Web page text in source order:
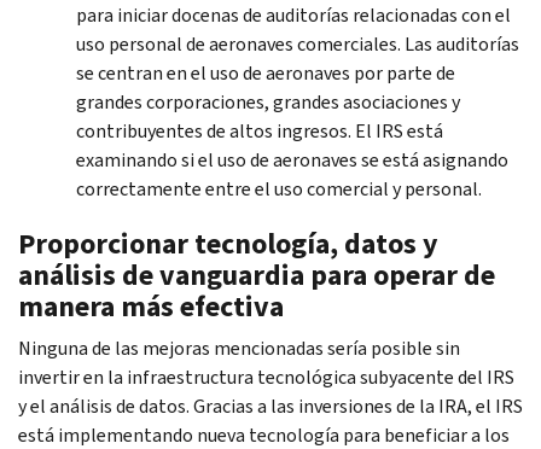
para iniciar docenas de auditorías relacionadas con el
uso personal de aeronaves comerciales. Las auditorías
se centran en el uso de aeronaves por parte de
grandes corporaciones, grandes asociaciones y
contribuyentes de altos ingresos. El IRS está
examinando si el uso de aeronaves se está asignando
correctamente entre el uso comercial y personal.
Proporcionar tecnología, datos y
análisis de vanguardia para operar de
manera más efectiva
Ninguna de las mejoras mencionadas sería posible sin
invertir en la infraestructura tecnológica subyacente del IRS
y el análisis de datos. Gracias a las inversiones de la IRA, el IRS
está implementando nueva tecnología para beneficiar a los